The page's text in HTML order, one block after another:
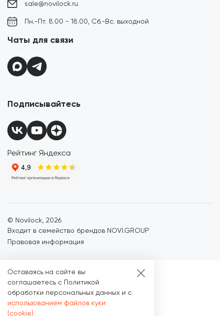
sale@novilock.ru
Пн.-Пт. 8.00 - 18.00, Сб.-Вс. выходной
Чаты для связи
Подписывайтесь
Рейтинг Яндекса
© Novilock, 2026
Входит в семейство брендов NOVI.GROUP
Правовая информация
Оставаясь на сайте вы
соглашаетесь с Политикой
обработки персональных данных и с
использованием файлов куки
(cookie).